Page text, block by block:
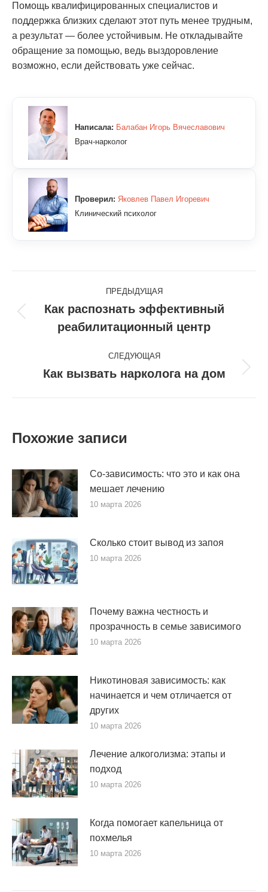
Помощь квалифицированных специалистов и
поддержка близких сделают этот путь менее трудным,
а результат — более устойчивым. Не откладывайте
обращение за помощью, ведь выздоровление
возможно, если действовать уже сейчас.
Написала: Балабан Игорь Вячеславович
Врач-нарколог
Проверил: Яковлев Павел Игоревич
Клинический психолог
Навигация
по
записям
ПРЕДЫДУЩАЯ
Предыдущая
запись:
Как распознать эффективный
реабилитационный центр
СЛЕДУЮЩАЯ
Следующая
Как вызвать нарколога на дом
Похожие записи
Со-зависимость: что это и как она
мешает лечению
10 марта 2026
Сколько стоит вывод из запоя
10 марта 2026
Почему важна честность и
прозрачность в семье зависимого
10 марта 2026
Никотиновая зависимость: как
начинается и чем отличается от
других
10 марта 2026
Лечение алкоголизма: этапы и
подход
10 марта 2026
Когда помогает капельница от
похмелья
10 марта 2026